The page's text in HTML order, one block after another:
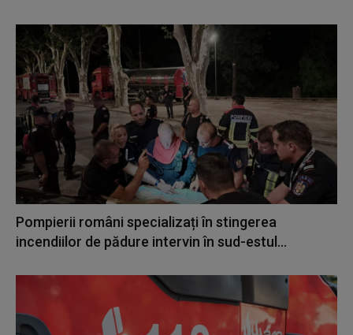
Pompierii români specializați în stingerea
incendiilor de pădure intervin în sud-estul...